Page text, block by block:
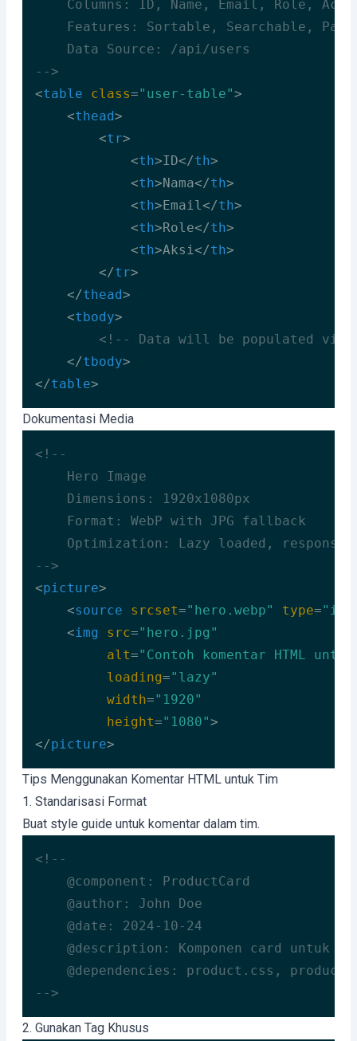
Columns: ID, Name, Email, Role,
Features: Sortable, Searchable,
    Data Source: /api/users
-->
<table class="user-table">
<thead>
<tr>
<th>ID</th>
<th>Nama</th>
<th>Email</th>
<th>Role</th>
<th>Aksi</th>
</tr>
</thead>
<tbody>
<!-- Data will be populated via
</tbody>
</table>
Code language: HTML, XML
Dokumentasi Media
<!--
    Hero Image
    Dimensions: 1920x1080px
    Format: WebP with JPG fallback
Optimization: Lazy loaded,
-->
<picture>
<source srcset="hero.webp" type=
<img src="hero.jpg"
alt="Contoh komentar HTML
loading="lazy"
width="1920"
height="1080">
</picture>
Code language: HTML, XML ( xml)
Tips Menggunakan Komentar HTML untuk Tim
1. Standarisasi Format
Buat style guide untuk komentar dalam tim.
<!--
    @component: ProductCard
    @author: John Doe
    @date: 2024-10-24
@description: Komponen card untuk
@dependencies: product.css,
-->
Code language: HTML, XML
2. Gunakan Tag Khusus